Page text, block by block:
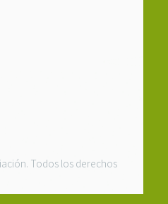
Todos los derechos